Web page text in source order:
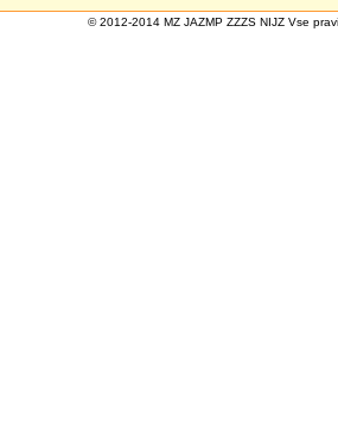
© 2012-2014 MZ JAZMP ZZZS NIJZ Vse